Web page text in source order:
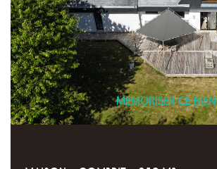
MEMORISER CE BIEN